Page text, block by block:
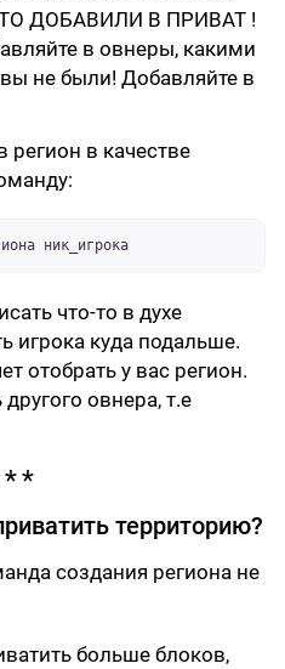
ДОБАВИЛИ В ПРИВАТ !
в овнеры, какими
не были! Добавляйте в
регион в качестве
ник_игрока
что-то в духе
игрока куда подальше.
отобрать у вас регион.
овнера, т.е
территорию?
создания региона не
больше блоков,